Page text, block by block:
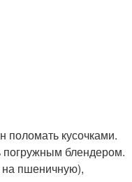
поломать кусочками.
погружным блендером.
на пшеничную),